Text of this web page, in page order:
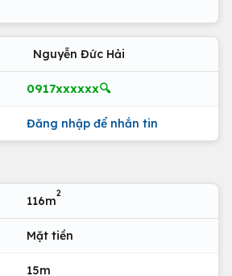
Nguyễn Đức Hải
0917xxxxxx🔍
Đăng nhập để nhắn tin
116m
2
Mặt tiền
15m